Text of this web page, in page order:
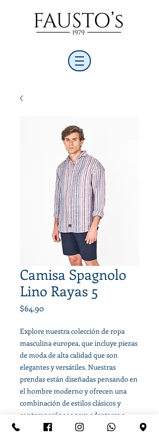
Camisa Spagnolo
Lino Rayas 5
$64,90Precio
Explore nuestra colección de ropa
masculina europea, que incluye piezas
de moda de alta calidad que son
elegantes y versátiles. Nuestras
prendas están diseñadas pensando en
el hombre moderno y ofrecen una
combinación de estilos clásicos y
contemporáneos para adaptarse a
cualquier ocasión.